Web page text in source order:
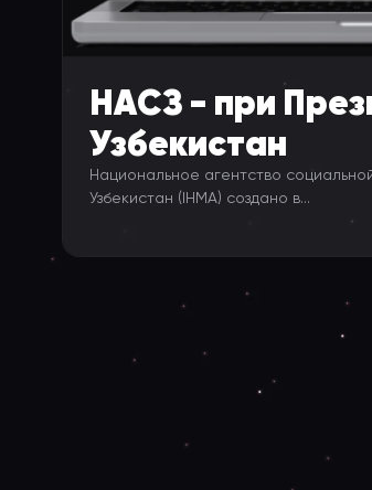
НAСЗ - при
Узбекистан
Национальное агентство
Узбекистан (IHMA) создано в...